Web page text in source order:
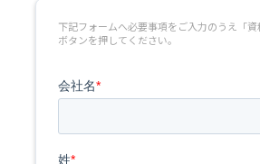
下記フォームへ必要事項をご入力のうえ「資
ボタンを押してください。